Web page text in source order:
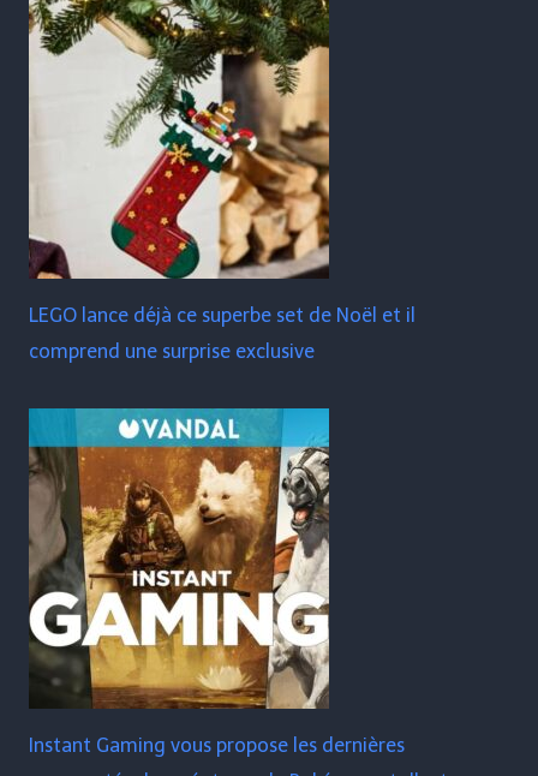
LEGO lance déjà ce superbe set de Noël et il
comprend une surprise exclusive
Instant Gaming vous propose les dernières